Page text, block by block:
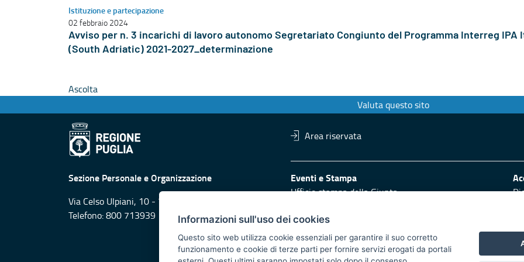
Istituzione e partecipazione
02 febbraio 2024
Avviso per n. 3 incarichi di lavoro autonomo Segretariato Congiunto del Programma Interreg IPA
(South Adriatic) 2021-2027_determinazione
Ascolta
Valuta questo sito
Area riservata
Sezione Personale e Organizzazione
Via Celso Ulpiani, 10 - 70125 Bari
Telefono: 800 713939
Eventi e Stampa
Ufficio stampa della Giunta
Logo e identità regionale
Redazione
Responsabili di pubblicazione
Informazioni sull'uso dei cookies
Questo sito web utilizza cookie essenziali per garantire il suo corretto
funzionamento e cookie di terze parti per fornire servizi erogati da portali